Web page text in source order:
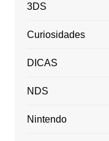
3DS
Curiosidades
DICAS
NDS
Nintendo